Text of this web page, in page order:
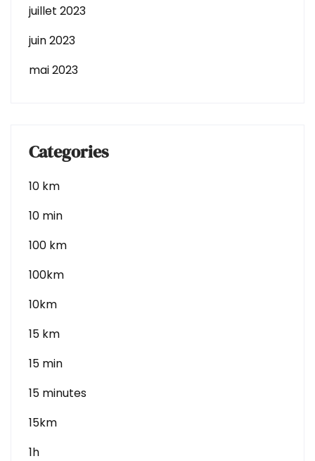
juillet 2023
juin 2023
mai 2023
Categories
10 km
10 min
100 km
100km
10km
15 km
15 min
15 minutes
15km
1h